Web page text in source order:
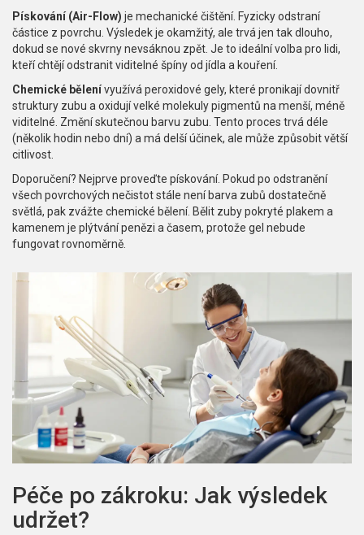
Pískování (Air-Flow) je mechanické čištění. Fyzicky odstraní
částice z povrchu. Výsledek je okamžitý, ale trvá jen tak dlouho,
dokud se nové skvrny nevsáknou zpět. Je to ideální volba pro lidi,
kteří chtějí odstranit viditelné špíny od jídla a kouření.
Chemické bělenívyužívá peroxidové gely, které pronikají dovnitř
struktury zubu a oxidují velké molekuly pigmentů na menší, méně
viditelné. Změní skutečnou barvu zubu. Tento proces trvá déle
(několik hodin nebo dní) a má delší účinek, ale může způsobit větší
citlivost.
Doporučení? Nejprve proveďte pískování. Pokud po odstranění
všech povrchových nečistot stále není barva zubů dostatečně
světlá, pak zvážte chemické bělení. Bělit zuby pokryté plakem a
kamenem je plýtvání penězi a časem, protože gel nebude
fungovat rovnoměrně.
Péče po zákroku: Jak výsledek
udržet?